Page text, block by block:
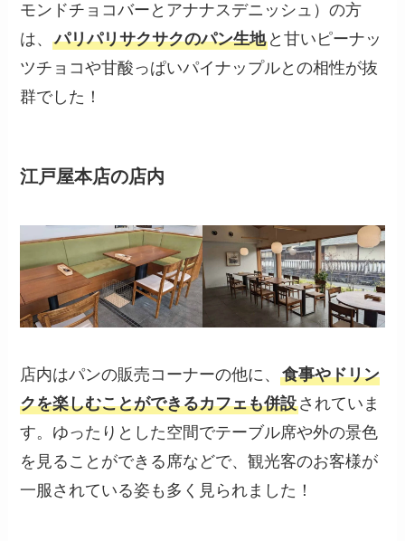
モンドチョコバーとアナナスデニッシュ）の方
は、パリパリサクサクのパン生地 と甘いピーナッ
ツチョコや甘酸っぱいパイナップルとの相性が抜
群でした！
江戸屋本店の店内
店内はパンの販売コーナーの他に、食事やドリン
クを楽しむことができるカフェも併設されていま
す。ゆったりとした空間でテーブル席や外の景色
を見ることができる席などで、観光客のお客様が
一服されている姿も多く見られました！